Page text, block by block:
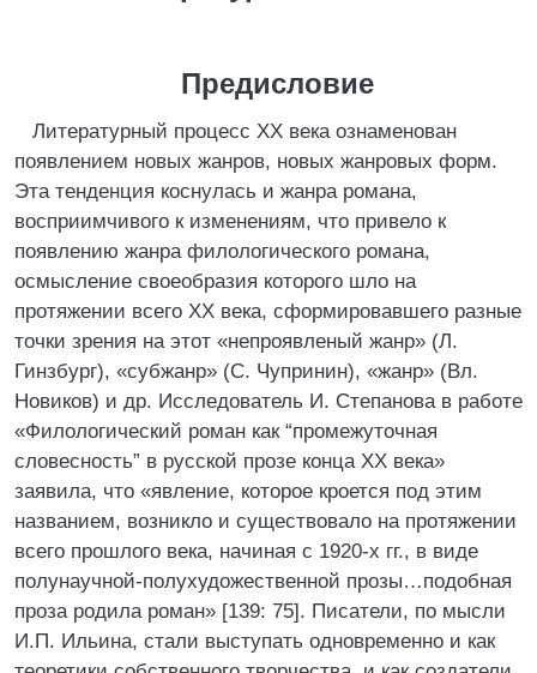
Предисловие
Литературный процесс XX века ознаменован
появлением новых жанров, новых жанровых форм.
Эта тенденция коснулась и жанра романа,
восприимчивого к изменениям, что привело к
появлению жанра филологического романа,
осмысление своеобразия которого шло на
протяжении всего XX века, сформировавшего разные
точки зрения на этот «непроявленый жанр» (Л.
Гинзбург), «субжанр» (С. Чупринин), «жанр» (Вл.
Новиков) и др. Исследователь И. Степанова в работе
«Филологический роман как “промежуточная
словесность” в русской прозе конца XX века»
заявила, что «явление, которое кроется под этим
названием, возникло и существовало на протяжении
всего прошлого века, начиная с 1920-х гг., в виде
полунаучной-полухудожественной прозы…подобная
проза родила роман» [139: 75]. Писатели, по мысли
И.П. Ильина, стали выступать одновременно и как